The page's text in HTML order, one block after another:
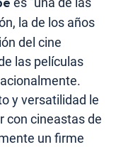
la de los años
del cine
las películas
y versatilidad le
con cineastas de
un firme